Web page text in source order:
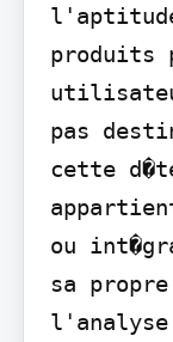
produits
pas
cette
ou
sa
l'analyse